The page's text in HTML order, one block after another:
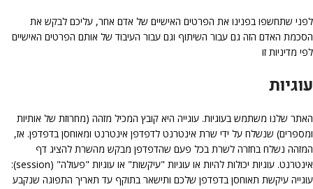
לפני שתחשפו בפנינו את הפרטים האישיים של אדם אחר, עליכם לבקש את
הסכמת האדם הזה גם עבור השיתוף וגם עבור העיבוד של אותם הפרטים האישיים
לפי מדיניות זו
עוגיות
האתר שלנו משתמש בעוגיות. עוגייה היא קובץ המכיל מזהה (מחרוזת של אותיות
ומספרים) שנשלח על ידי שרת אינטרנט לדפדפן אינטרנט ומאוחסן בדפדפן. אז,
המזהה נשלח בחזרה לשרת בכל פעם שהדפדפן מבקש מהשרת להציג דף
אינטרנט. עוגיות יכולות להיות או עוגיות "עיקשות" או עוגיות "פעולה" (session):
עוגייה עיקשת תאוחסן בדפדפן שלכם ותישאר בתוקף עד תאריך התפוגה שנקבע